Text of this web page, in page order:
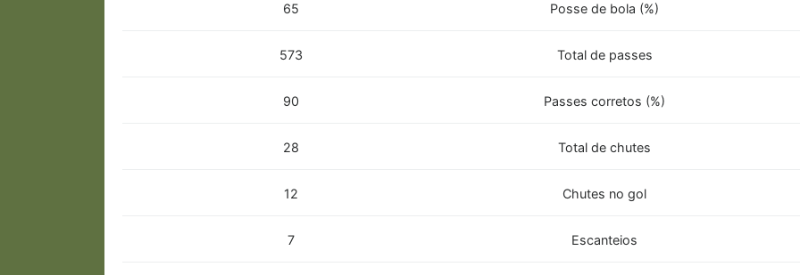
65 Posse de bola (%)
573 Total de passes
90 Passes corretos (%)
28 Total de chutes
12 Chutes no gol
7 Escanteios